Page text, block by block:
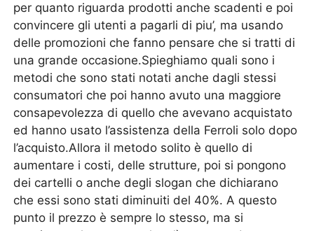
per quanto riguarda prodotti anche scadenti e poi
convincere gli utenti a pagarli di piu’, ma usando
delle promozioni che fanno pensare che si tratti di
una grande occasione.Spieghiamo quali sono i
metodi che sono stati notati anche dagli stessi
consumatori che poi hanno avuto una maggiore
consapevolezza di quello che avevano acquistato
ed hanno usato l’assistenza della Ferroli solo dopo
l’acquisto.Allora il metodo solito è quello di
aumentare i costi, delle strutture, poi si pongono
dei cartelli o anche degli slogan che dichiarano
che essi sono stati diminuiti del 40%. A questo
punto il prezzo è sempre lo stesso, ma si